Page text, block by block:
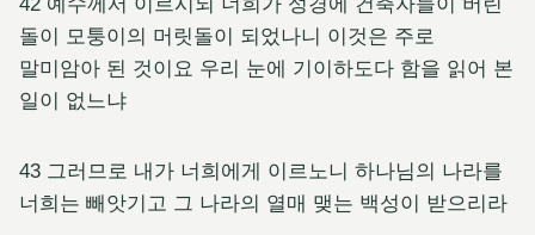
돌이 모퉁이의 머릿돌이 되었나니 이것은 주로
말미암아 된 것이요 우리 눈에 기이하도다 함을 읽어 본
일이 없느냐
43 그러므로 내가 너희에게 이르노니 하나님의 나라를
너희는 빼앗기고 그 나라의 열매 맺는 백성이 받으리라